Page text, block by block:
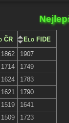
ČR
Elo FIDE
1862
1907
1714
1749
1624
1783
1621
1790
1519
1641
1509
1723